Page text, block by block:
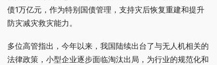
债1万亿元，作为特别国债管理，支持灾后恢复重建和提升
防灾减灾救灾能力。
多位高管指出，今年以来，我国陆续出台了与无人机相关的
法律政策，小型企业逐步面临淘汰出局，为行业的规范化和